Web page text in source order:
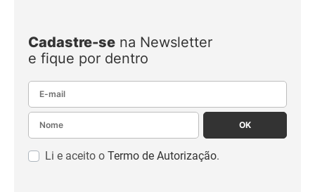
Cadastre-se na Newsletter
e fique por dentro
E-mail
Nome
OK
Li e aceito o Termo de Autorização.